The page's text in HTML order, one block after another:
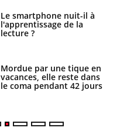
Le smartphone nuit-il à
l'apprentissage de la
lecture ?
Mordue par une tique en
vacances, elle reste dans
le coma pendant 42 jours